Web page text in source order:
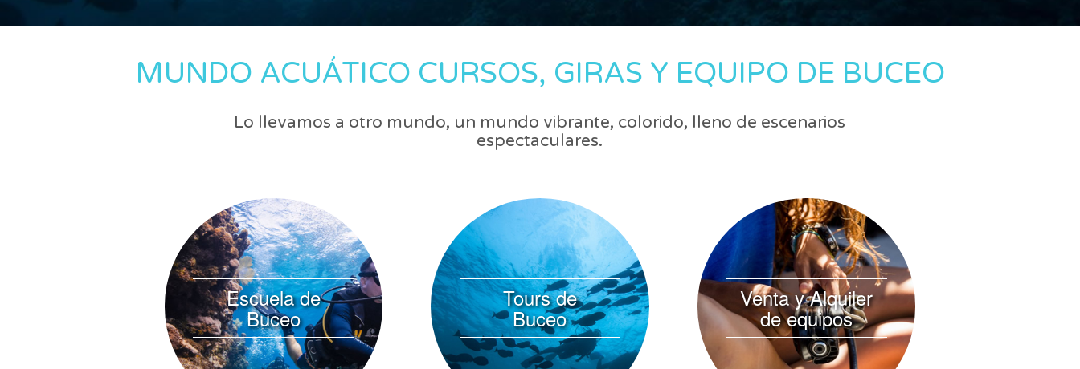
MUNDO ACUÁTICO CURSOS, GIRAS Y EQUIPO DE BUCEO
Lo llevamos a otro mundo, un mundo vibrante, colorido, lleno de escenarios
espectaculares.
Escuela de
Buceo
Tours de
Buceo
Venta y Alquiler
de equipos